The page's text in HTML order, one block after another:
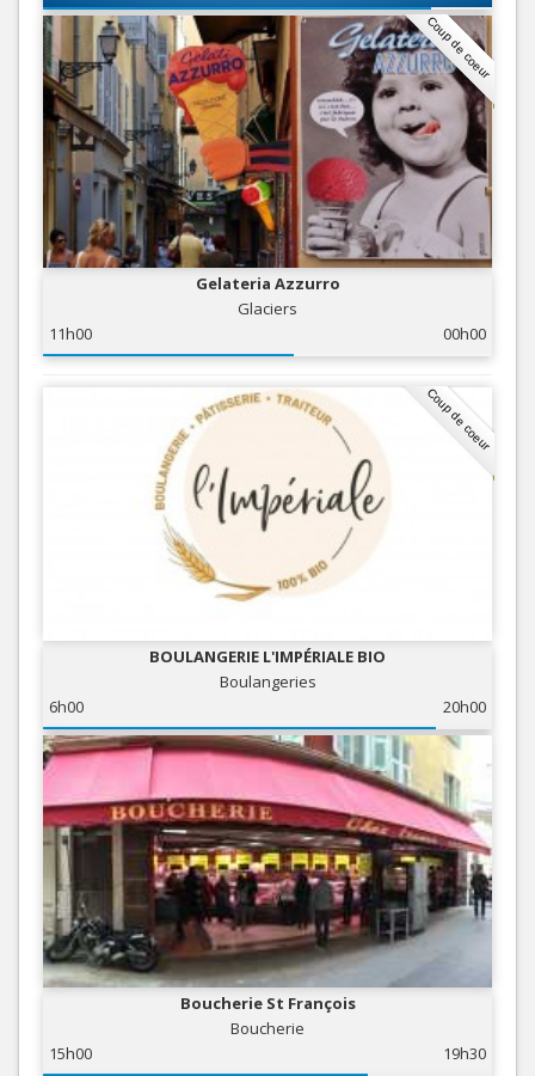
Coup de coeur
Gelateria Azzurro
Glaciers
11h00
00h00
Coup de coeur
BOULANGERIE L'IMPÉRIALE BIO
Boulangeries
6h00
20h00
Boucherie St François
Boucherie
15h00
19h30